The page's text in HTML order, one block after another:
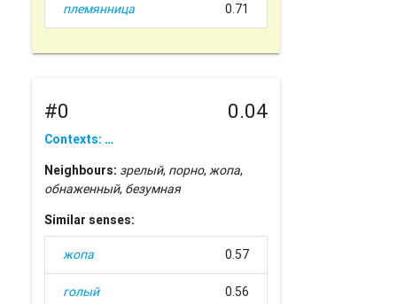
племянница 0.71
#0 0.04
Contexts: …
Neighbours: зрелый, порно,жопа,
обнаженный, безумная
Similar senses:
жопа 0.57
голый 0.56